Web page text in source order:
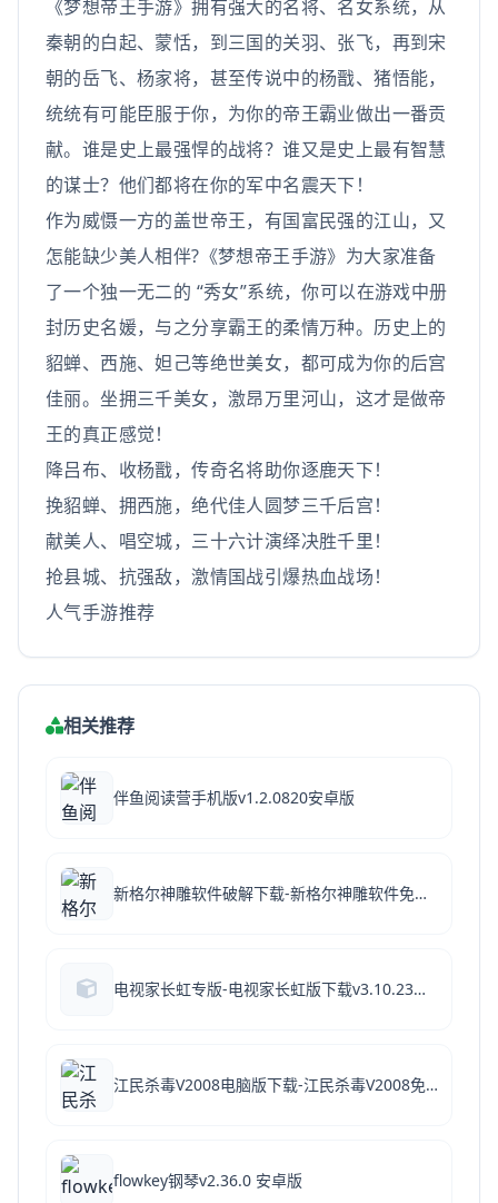
《梦想帝王手游》拥有强大的名将、名女系统，从
秦朝的白起、蒙恬，到三国的关羽、张飞，再到宋
朝的岳飞、杨家将，甚至传说中的杨戬、猪悟能，
统统有可能臣服于你，为你的帝王霸业做出一番贡
献。谁是史上最强悍的战将？谁又是史上最有智慧
的谋士？他们都将在你的军中名震天下！
作为威慑一方的盖世帝王，有国富民强的江山，又
怎能缺少美人相伴?《梦想帝王手游》为大家准备
了一个独一无二的 “秀女”系统，你可以在游戏中册
封历史名媛，与之分享霸王的柔情万种。历史上的
貂蝉、西施、妲己等绝世美女，都可成为你的后宫
佳丽。坐拥三千美女，激昂万里河山，这才是做帝
王的真正感觉！
降吕布、收杨戬，传奇名将助你逐鹿天下！
挽貂蝉、拥西施，绝代佳人圆梦三千后宫！
献美人、唱空城，三十六计演绎决胜千里！
抢县城、抗强敌，激情国战引爆热血战场！
人气手游推荐
相关推荐
伴鱼阅读营手机版v1.2.0820安卓版
新格尔神雕软件破解下载-新格尔神雕软件免狗下载 V3.0.2.9完美破解版(雕刻软件)
电视家长虹专版-电视家长虹版下载v3.10.23长虹专版apk
江民杀毒V2008电脑版下载-江民杀毒V2008免费下载 官方破解版
flowkey钢琴v2.36.0 安卓版